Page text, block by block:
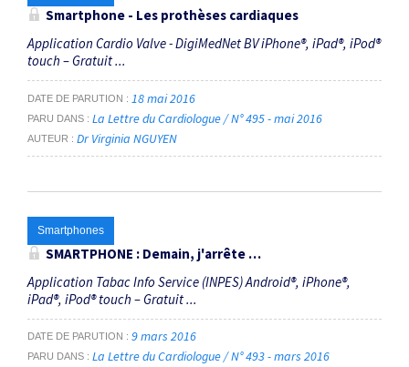
Smartphone - Les prothèses cardiaques
Application Cardio Valve - DigiMedNet BV iPhone®, iPad®, iPod®
touch – Gratuit ...
DATE DE PARUTION 18 mai 2016
PARU DANS La Lettre du Cardiologue / N° 495 - mai 2016
AUTEUR Dr Virginia NGUYEN
Smartphones
SMARTPHONE : Demain, j'arrête …
Application Tabac Info Service (INPES) Android®, iPhone®,
iPad®, iPod® touch – Gratuit ...
DATE DE PARUTION 9 mars 2016
PARU DANS La Lettre du Cardiologue / N° 493 - mars 2016